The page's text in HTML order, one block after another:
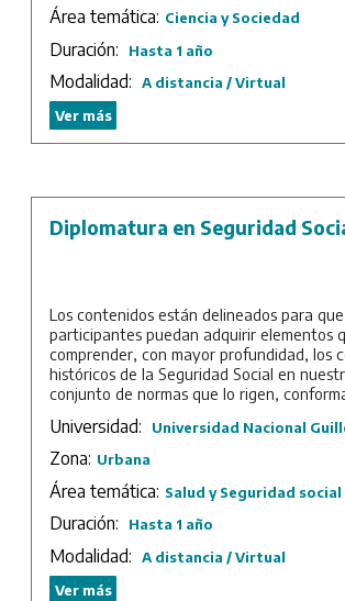
decisiones en lo que a políticas públicas se
Duración: 8 meses.
Área temática: Ciencia y Sociedad
Duración: Hasta 1 año
Modalidad:
A distancia / Virtual
Ver más
Diplomatura en Seguridad
Los contenidos están delineados para
participantes puedan adquirir elementos
comprender, con mayor profundidad, los
históricos de la Seguridad Social en
conjunto de normas que lo rigen,
Duración: 7 meses.
Universidad: Universidad Nacional
Zona: Urbana
Área temática: Salud y Seguridad social
Duración: Hasta 1 año
Modalidad:
A distancia / Virtual
Ver más